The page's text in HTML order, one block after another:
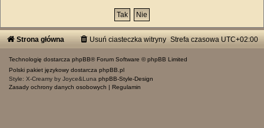
Strona główna Strefa czasowa UTC+02:00
Usuń ciasteczka witryny
Technologię dostarcza phpBB® Forum Software © phpBB Limited
Polski pakiet językowy dostarcza phpBB.pl
Style: X-Creamy by Joyce&Luna phpBB-Style-Design
Zasady ochrony danych osobowych | Regulamin